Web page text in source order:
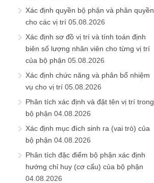
Xác định quyền bộ phận và phân quyền
cho các vị trí 05.08.2026
Xác định sơ đồ vị trí và tính toán định
biên số lượng nhân viên cho từng vị trí
của bộ phận 05.08.2026
Xác định chức năng và phân bổ nhiệm
vụ cho vị trí 05.08.2026
Phân tích xác định và đặt tên vị trí trong
bộ phận 04.08.2026
Xác định mục đích sinh ra (vai trò) của
bộ phận 04.08.2026
Phân tích đặc điểm bộ phận xác định
hướng chỉ huy (cơ cấu) của bộ phận
04.08.2026